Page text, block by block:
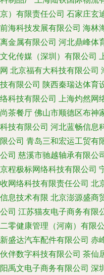
京）有限责任公司 石家庄玄
前海科技发展有限公司 海林
离金属有限公司 河北鼎峰体
文化传媒（深圳）有限公司
网 北京福有大科技有限公司
技有限公司 陕西秦瑞达体育
络科技有限公司 上海灼然网
尚茶餐厅 佛山市顺德区布神
科技有限公司 河北蓝畅信息
限公司 青岛三和宏运工贸有
公司 慈溪市驰越轴承有限公
京程极标网络科技有限公司
收网络科技有限责任公司 北
信息技术有限 北京澎源盛商
公司 江苏猫友电子商务有限
二零健康管理（河南）有限
新盛达汽车配件有限公司 赤
伙伴数字科技有限公司 茶仙
阳禹文电子商务有限公司 深